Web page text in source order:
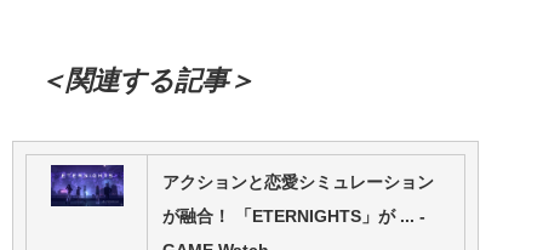
＜関連する記事＞
アクションと恋愛シミュレーション
が融合！ 「ETERNIGHTS」が ... -